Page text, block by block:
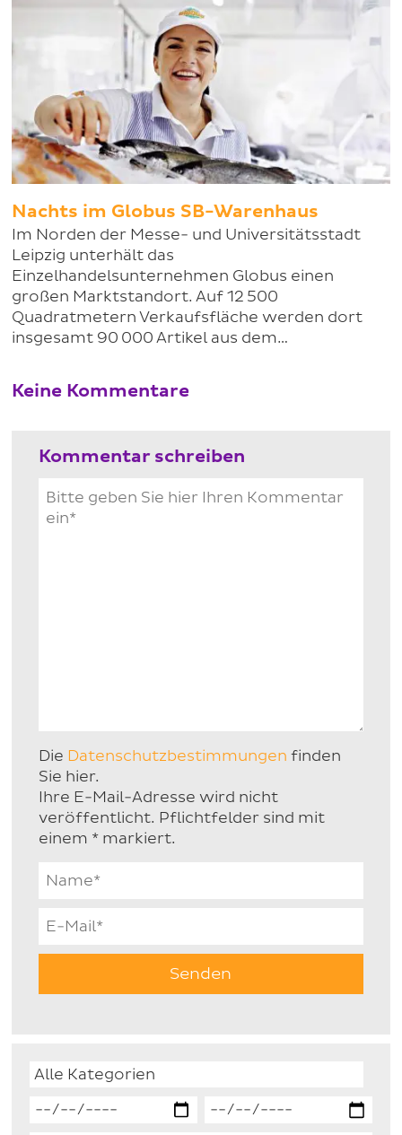
Nachts im Globus SB-Warenhaus
Im Norden der Messe- und Universitätsstadt
Leipzig unterhält das
Einzelhandelsunternehmen Globus einen
großen Marktstandort. Auf 12 500
Quadratmetern Verkaufsfläche werden dort
insgesamt 90 000 Artikel aus dem…
Keine Kommentare
Kommentar schreiben
Die Datenschutzbestimmungen finden
Sie hier.
Ihre E-Mail-Adresse wird nicht
veröffentlicht. Pflichtfelder sind mit
einem * markiert.